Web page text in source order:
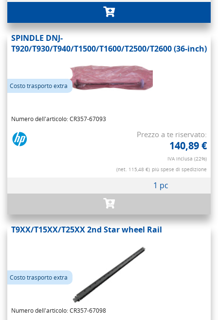
SPINDLE DNJ-
T920/T930/T940/T1500/T1600/T2500/T2600 (36-inch)
Numero dell'articolo: CR357-67093
Costo trasporto extra
Prezzo a te riservato:
140,89 €
IVA inclusa (22%)
(net. 115,48 €) più spese di spedizione
1 pc
T9XX/T15XX/T25XX 2nd Star wheel Rail
Numero dell'articolo: CR357-67098
Costo trasporto extra